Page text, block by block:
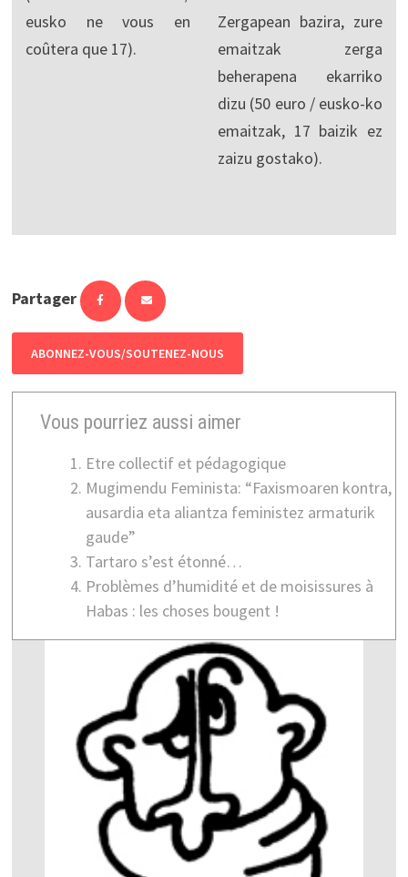
eusko ne vous en
coûtera que 17).
Zergapean bazira, zure
emaitzak zerga
beherapena ekarriko
dizu (50 euro / eusko-ko
emaitzak, 17 baizik ez
zaizu gostako).
Partager
ABONNEZ-VOUS/SOUTENEZ-NOUS
Vous pourriez aussi aimer
Etre collectif et pédagogique
Mugimendu Feminista: “Faxismoaren kontra,
ausardia eta aliantza feministez armaturik
gaude”
Tartaro s’est étonné…
Problèmes d’humidité et de moisissures à
Habas : les choses bougent !